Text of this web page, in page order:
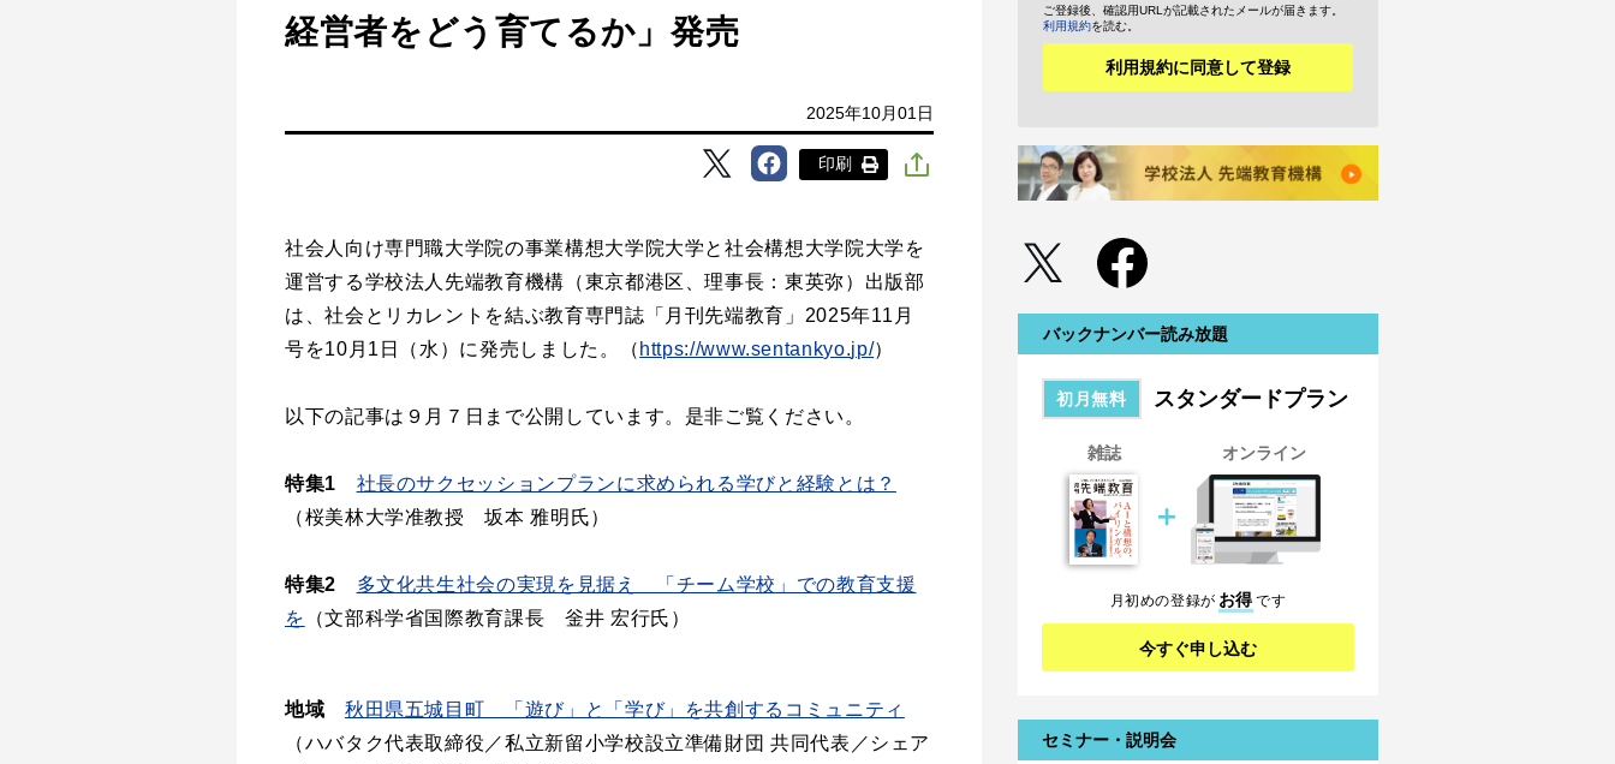
経営者をどう育てるか」発売
2025年10月01日
印刷
社会人向け専門職大学院の事業構想大学院大学と社会構想大学院大学を
運営する学校法人先端教育機構（東京都港区、理事長：東英弥）出版部
は、社会とリカレントを結ぶ教育専門誌「月刊先端教育」2025年11月
号を10月1日（水）に発売しました。（ https://www.sentankyo.jp/）
以下の記事は９月７日まで公開しています。是非ご覧ください。
特集1 社長のサクセッションプランに求められる学びと経験とは？
（桜美林大学准教授 坂本 雅明氏）
特集2 多文化共生社会の実現を見据え 「チーム学校」での教育支援
を （文部科学省国際教育課長 釡井 宏行氏）
地域 秋田県五城目町 「遊び」と「学び」を共創するコミュニティ
（ハバタク代表取締役／私立新留小学校設立準備財団 共同代表／シェア
ご登録後、確認用URLが記載されたメールが届きます。
利用規約を読む。
利用規約に同意して登録
バックナンバー読み放題
初月無料 スタンダードプラン
雑誌
＋
オンライン
月初めの登録が お得です
今すぐ申し込む
セミナー・説明会